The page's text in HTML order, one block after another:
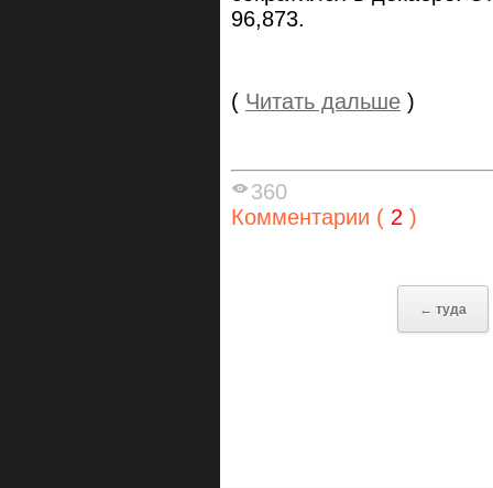
96,873.
( Читать дальше )
360
Комментарии ( 2 )
← туда